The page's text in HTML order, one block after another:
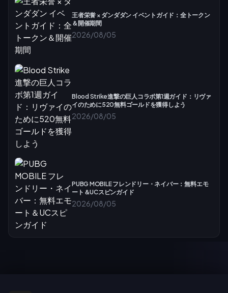
王者栄誉 × ダンダダン イベントガイド：全トークン
＆開催期間
2026/08/05
Blood Strike進撃の巨人コラボ第1週ガイド：リヴァ
イのために520無料ゴールドを獲得しよう
2026/08/05
PUBG MOBILE フレンドリー・ネイバー：無料エモ
ート＆UCスピンガイド
2026/08/05